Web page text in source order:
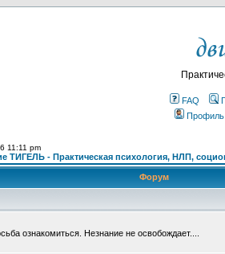
FAQ
Профиль
11:11 pm
- Практическая психология, НЛП,
Форум
ознакомиться. Незнание не освобождает....